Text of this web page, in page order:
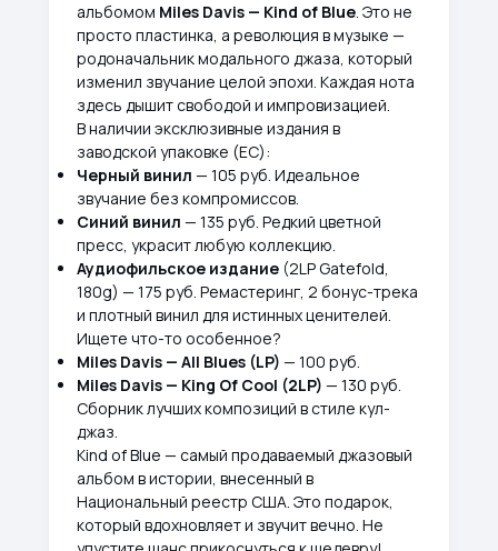
альбомом Miles Davis — Kind of Blue. Это не
просто пластинка, а революция в музыке —
родоначальник модального джаза, который
изменил звучание целой эпохи. Каждая нота
здесь дышит свободой и импровизацией.
В наличии эксклюзивные издания в
заводской упаковке (ЕС):
Черный винил — 105 руб. Идеальное
звучание без компромиссов.
Синий винил — 135 руб. Редкий цветной
пресс, украсит любую коллекцию.
Аудиофильское издание (2LP Gatefold,
180g) — 175 руб. Ремастеринг, 2 бонус-трека
и плотный винил для истинных ценителей.
Ищете что-то особенное?
Miles Davis — All Blues (LP) — 100 руб.
Miles Davis — King Of Cool (2LP) — 130 руб.
Сборник лучших композиций в стиле кул-
джаз.
Kind of Blue — самый продаваемый джазовый
альбом в истории, внесенный в
Национальный реестр США. Это подарок,
который вдохновляет и звучит вечно. Не